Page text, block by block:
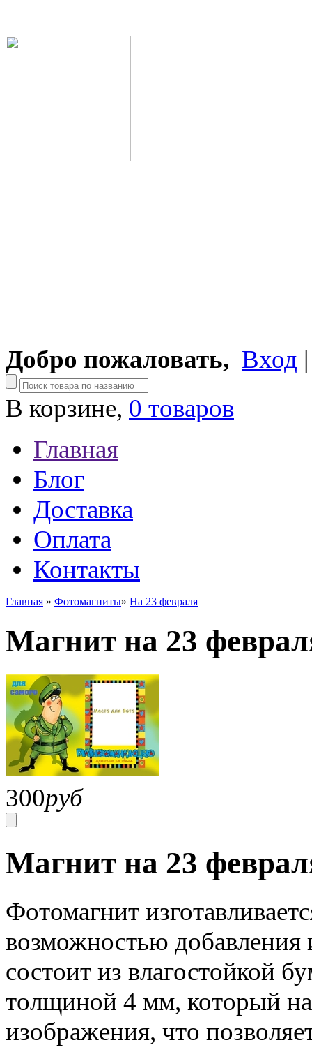
Добро пожаловать, Вход
В корзине, 0 товаров
Главная
Блог
Доставка
Оплата
Контакты
Главная » Фотомагниты» На 23 февраля
Магнит на 23
300руб
Магнит на 23
Фотомагнит
возможностью
состоит из влагостойкой
толщиной 4 мм, который
изображения, что